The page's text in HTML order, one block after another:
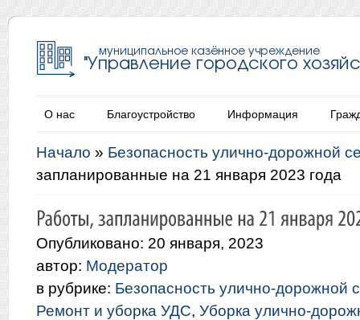
О нас Благоустройство Информация
Начало » Безопасность улично-дорожной
запланированные на 21 января 2023 года
Опубликовано: 20 января, 2023
автор: Модератор
в рубрике: Безопасность улично-дорожной
Ремонт и уборка УДС, Уборка улично-